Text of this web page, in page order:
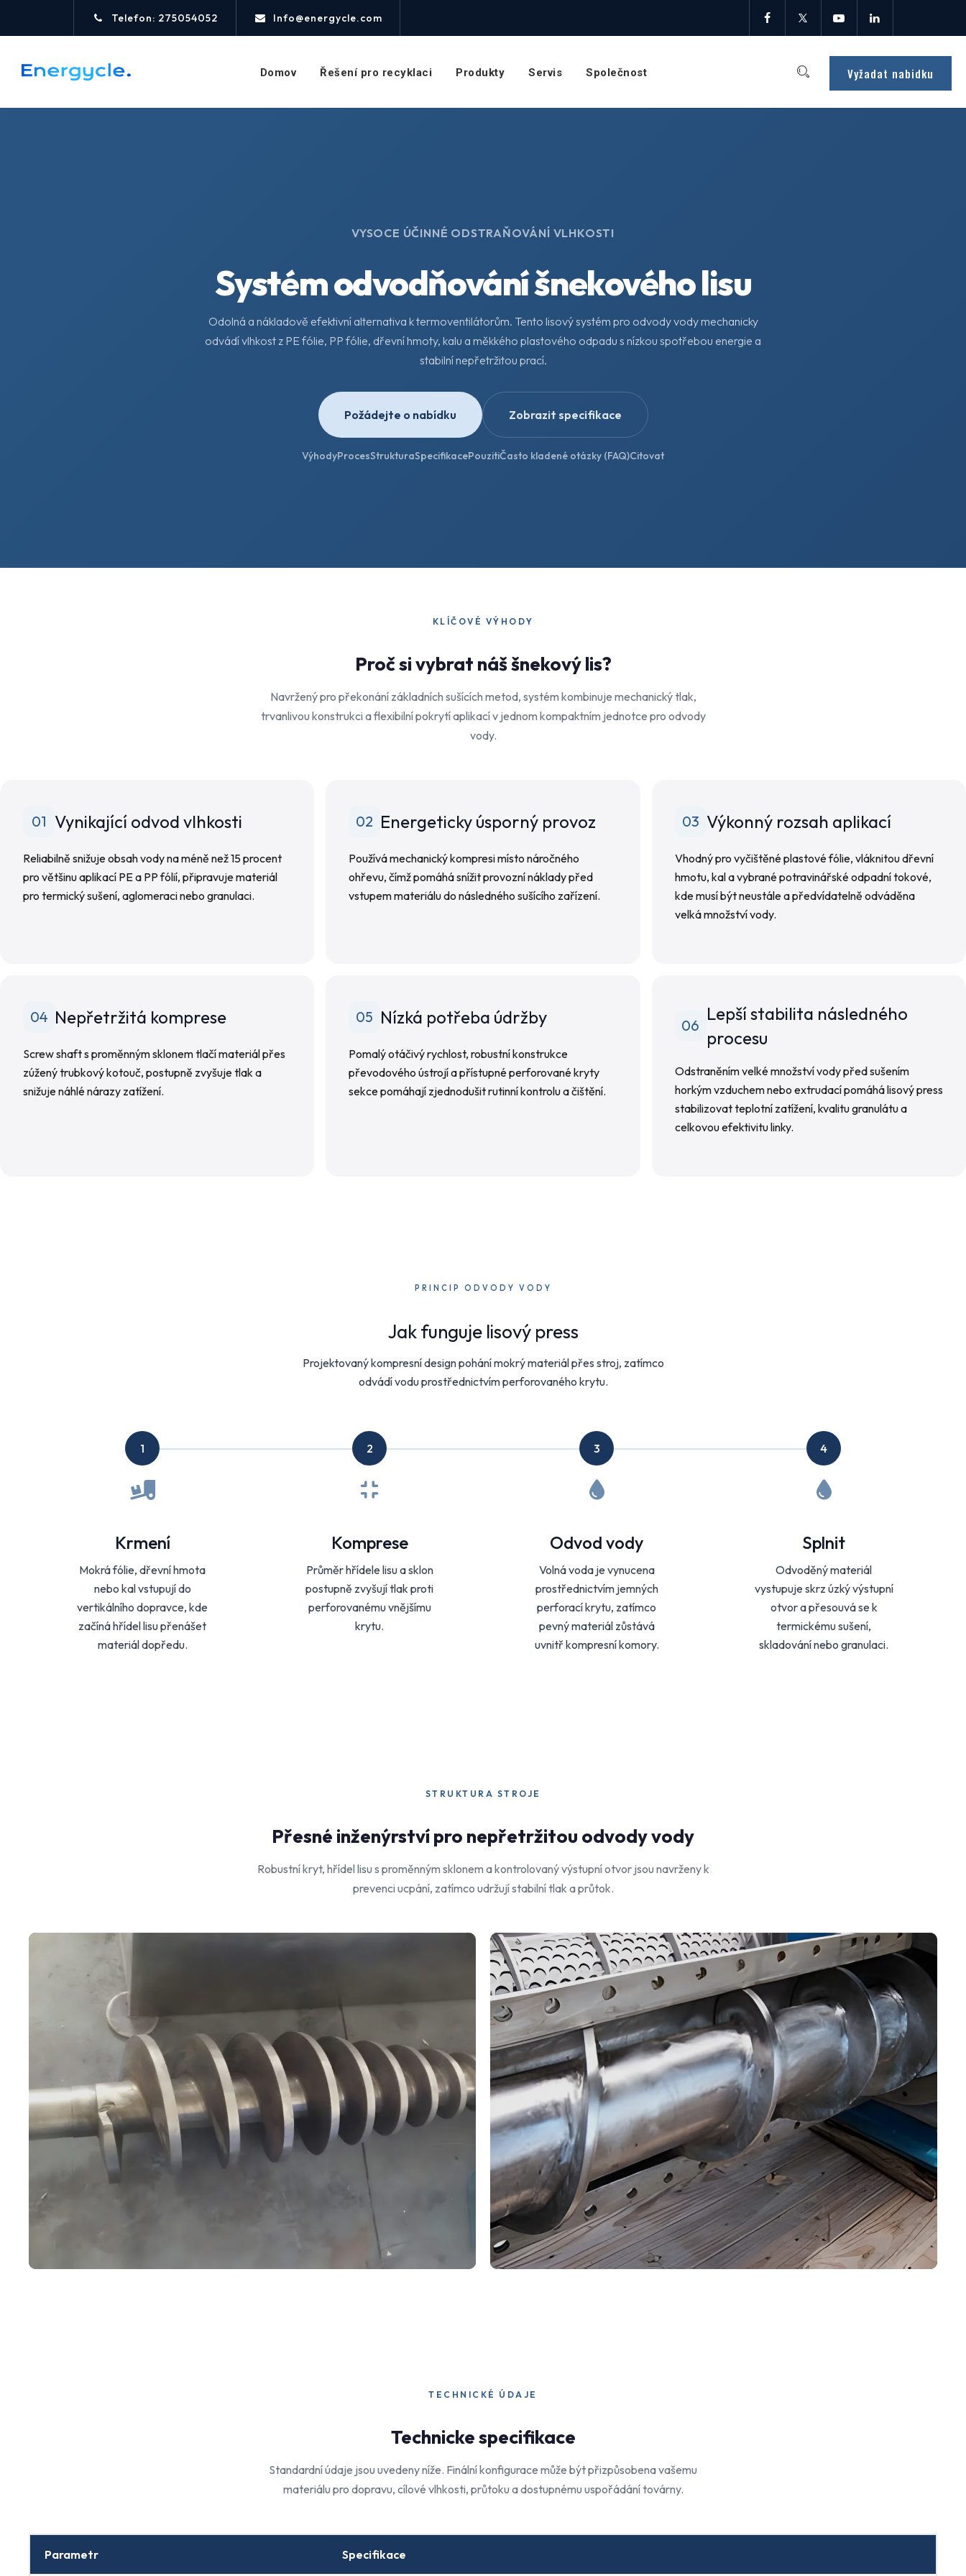
Telefon: 275054052 Info@energycle.com
Vyžadat nabidku
Domov Řešení pro recyklaci Produkty Servis Společnost
VYSOCE ÚČINNÉ ODSTRAŇOVÁNÍ VLHKOSTI
Systém odvodňování šnekového lisu
Odolná a nákladově efektivní alternativa k termoventilátorům. Tento lisový systém pro odvody vody mechanicky
odvádí vlhkost z PE fólie, PP fólie, dřevní hmoty, kalu a měkkého plastového odpadu s nízkou spotřebou energie a
stabilní nepřetržitou prací.
Požádejte o nabídku Zobrazit specifikace
VýhodyProcesStrukturaSpecifikacePouzitiČasto kladené otázky (FAQ)Citovat
KLÍČOVÉ VÝHODY
Proč si vybrat náš šnekový lis?
Navržený pro překonání základních sušících metod, systém kombinuje mechanický tlak,
trvanlivou konstrukci a flexibilní pokrytí aplikací v jednom kompaktním jednotce pro odvody
vody.
01 Vynikající odvod vlhkosti
Reliabilně snižuje obsah vody na méně než 15 procent
pro většinu aplikací PE a PP fólií, připravuje materiál
pro termický sušení, aglomeraci nebo granulaci.
02 Energeticky úsporný provoz
Používá mechanický kompresi místo náročného
ohřevu, čímž pomáhá snížit provozní náklady před
vstupem materiálu do následného sušícího zařízení.
03 Výkonný rozsah aplikací
Vhodný pro vyčištěné plastové fólie, vláknitou dřevní
hmotu, kal a vybrané potravinářské odpadní tokové,
kde musí být neustále a předvídatelně odváděna
velká množství vody.
04 Nepřetržitá komprese
Screw shaft s proměnným sklonem tlačí materiál přes
zúžený trubkový kotouč, postupně zvyšuje tlak a
snižuje náhlé nárazy zatížení.
05 Nízká potřeba údržby
Pomalý otáčivý rychlost, robustní konstrukce
převodového ústrojí a přístupné perforované kryty
sekce pomáhají zjednodušit rutinní kontrolu a čištění.
06
Lepší stabilita následného
procesu
Odstraněním velké množství vody před sušením
horkým vzduchem nebo extrudací pomáhá lisový press
stabilizovat teplotní zatížení, kvalitu granulátu a
celkovou efektivitu linky.
PRINCIP ODVODY VODY
Jak funguje lisový press
Projektovaný kompresní design pohání mokrý materiál přes stroj, zatímco
odvádí vodu prostřednictvím perforovaného krytu.
1
Krmení
Mokrá fólie, dřevní hmota
nebo kal vstupují do
vertikálního dopravce, kde
začíná hřídel lisu přenášet
materiál dopředu.
2
Komprese
Průměr hřídele lisu a sklon
postupně zvyšují tlak proti
perforovanému vnějšímu
krytu.
3
Odvod vody
Volná voda je vynucena
prostřednictvím jemných
perforací krytu, zatímco
pevný materiál zůstává
uvnitř kompresní komory.
4
Splnit
Odvoděný materiál
vystupuje skrz úzký výstupní
otvor a přesouvá se k
termickému sušení,
skladování nebo granulaci.
STRUKTURA STROJE
Přesné inženýrství pro nepřetržitou odvody vody
Robustní kryt, hřídel lisu s proměnným sklonem a kontrolovaný výstupní otvor jsou navrženy k
prevenci ucpání, zatímco udržují stabilní tlak a průtok.
TECHNICKÉ ÚDAJE
Technicke specifikace
Standardní údaje jsou uvedeny níže. Finální konfigurace může být přizpůsobena vašemu
materiálu pro dopravu, cílové vlhkosti, průtoku a dostupnému uspořádání továrny.
Parametr Specifikace